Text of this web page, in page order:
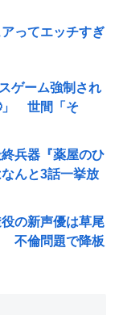
アってエッチすぎ
ゲーム強制され
世間「そ
終兵器『薬屋のひ
んと3話一挙放
役の新声優は草尾
不倫問題で降板